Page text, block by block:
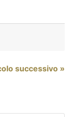
successivo »